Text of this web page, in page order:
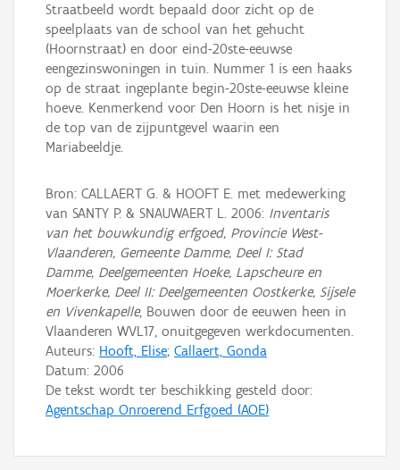
Straatbeeld wordt bepaald door zicht op de
speelplaats van de school van het gehucht
(Hoornstraat) en door eind-20ste-eeuwse
eengezinswoningen in tuin. Nummer 1 is een haaks
op de straat ingeplante begin-20ste-eeuwse kleine
hoeve. Kenmerkend voor Den Hoorn is het nisje in
de top van de zijpuntgevel waarin een
Mariabeeldje.
Bron: CALLAERT G. & HOOFT E. met medewerking
van SANTY P. & SNAUWAERT L. 2006: Inventaris
van het bouwkundig erfgoed, Provincie West-
Vlaanderen, Gemeente Damme, Deel I: Stad
Damme, Deelgemeenten Hoeke, Lapscheure en
Moerkerke, Deel II: Deelgemeenten Oostkerke, Sijsele
en Vivenkapelle, Bouwen door de eeuwen heen in
Vlaanderen WVL17, onuitgegeven werkdocumenten.
Auteurs: Hooft, Elise; Callaert, Gonda
Datum: 2006
De tekst wordt ter beschikking gesteld door:
Agentschap Onroerend Erfgoed (AOE)